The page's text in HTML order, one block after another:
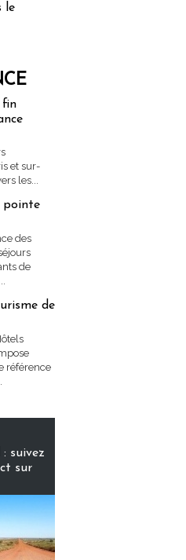
le
fin
et sur-
les...
pointe
des
de
de
référence
suivez
sur